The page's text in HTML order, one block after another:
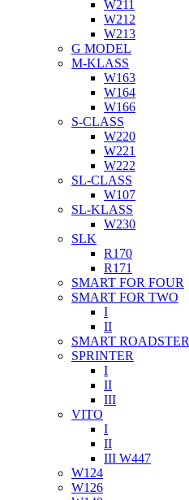
W211
W212
W213
G MODEL
M-KLASS
W163
W164
W166
S-CLASS
W220
W221
W222
SL-CLASS
W107
SL-KLASS
W230
SLK
R170
R171
SMART FOR FOUR
SMART FOR TWO
I
II
SMART ROADSTER
SPRINTER
I
II
III
VITO
I
II
III W447
W124
W126